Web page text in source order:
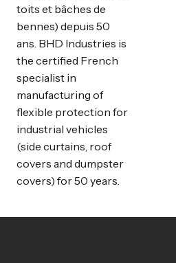
toits et bâches de
bennes) depuis 50
ans. BHD Industries is
the certified French
specialist in
manufacturing of
flexible protection for
industrial vehicles
(side curtains, roof
covers and dumpster
covers) for 50 years.